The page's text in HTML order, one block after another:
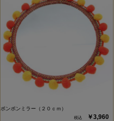
ポンポンミラー（２０ｃｍ）
￥3,960